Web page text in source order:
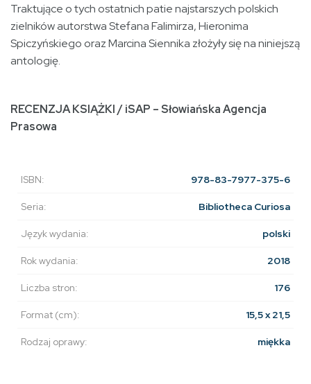
Traktujące o tych ostatnich patie najstarszych polskich
zielników autorstwa Stefana Falimirza, Hieronima
Spiczyńskiego oraz Marcina Siennika złożyły się na niniejszą
antologię.
RECENZJA KSIĄŻKI / iSAP – Słowiańska Agencja
Prasowa
ISBN: 978-83-7977-375-6
Seria: Bibliotheca Curiosa
Język wydania: polski
Rok wydania: 2018
Liczba stron: 176
Format (cm): 15,5 x 21,5
Rodzaj oprawy: miękka